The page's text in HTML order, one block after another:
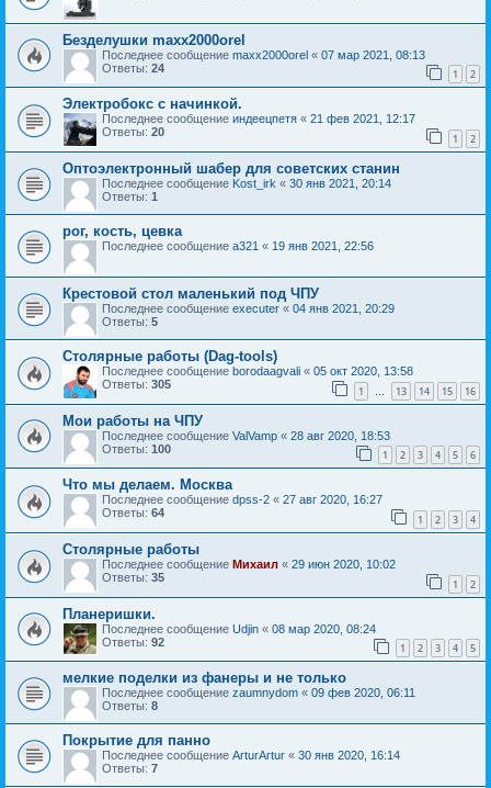
Безделушки maxx2000orel
Последнее сообщение maxx2000orel « 07 мар 2021, 08:13
Ответы: 24 1 2
Электробокс с начинкой.
Последнее сообщение индеецпетя « 21 фев 2021, 12:17
Ответы: 20 1 2
Оптоэлектронный шабер для советских станин
Последнее сообщение Kost_irk « 30 янв 2021, 20:14
Ответы: 1
рог, кость, цевка
Последнее сообщение a321 « 19 янв 2021, 22:56
Крестовой стол маленький под ЧПУ
Последнее сообщение executer « 04 янв 2021, 20:29
Ответы: 5
Столярные работы (Dag-tools)
Последнее сообщение borodaagvali « 05 окт 2020, 13:58
Ответы: 305 1 … 13 14 15 16
Мои работы на ЧПУ
Последнее сообщение ValVamp « 28 авг 2020, 18:53
Ответы: 100 1 2 3 4 5 6
Что мы делаем. Москва
Последнее сообщение dpss-2 « 27 авг 2020, 16:27
Ответы: 64 1 2 3 4
Столярные работы
Последнее сообщение Mихаил « 29 июн 2020, 10:02
Ответы: 35 1 2
Планеришки.
Последнее сообщение Udjin « 08 мар 2020, 08:24
Ответы: 92 1 2 3 4 5
мелкие поделки из фанеры и не только
Последнее сообщение zaumnydom « 09 фев 2020, 06:11
Ответы: 8
Покрытие для панно
Последнее сообщение ArturArtur « 30 янв 2020, 16:14
Ответы: 7